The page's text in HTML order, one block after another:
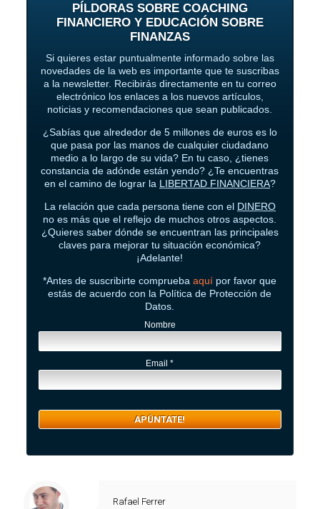
PÍLDORAS SOBRE COACHING
FINANCIERO Y EDUCACIÓN SOBRE
FINANZAS
Si quieres estar puntualmente informado sobre las
novedades de la web es importante que te suscribas
a la newsletter. Recibirás directamente en tu correo
electrónico los enlaces a los nuevos artículos,
noticias y recomendaciones que sean publicados.
¿Sabías que alrededor de 5 millones de euros es lo
que pasa por las manos de cualquier ciudadano
medio a lo largo de su vida? En tu caso, ¿tienes
constancia de adónde están yendo? ¿Te encuentras
en el camino de lograr la LIBERTAD FINANCIERA?
La relación que cada persona tiene con el DINERO
no es más que el reflejo de muchos otros aspectos.
¿Quieres saber dónde se encuentran las principales
claves para mejorar tu situación económica?
¡Adelante!
*Antes de suscribirte compruebaaquí por favor que
estás de acuerdo con la Política de Protección de
Datos.
Nombre
Email*
Rafael Ferrer